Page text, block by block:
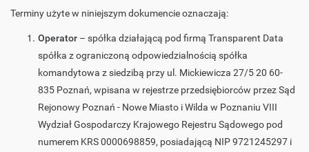
Terminy użyte w niniejszym dokumencie oznaczają:
Operator – spółka działającą pod firmą Transparent Data
spółka z ograniczoną odpowiedzialnością spółka
komandytowa z siedzibą przy ul. Mickiewicza 27/5 20 60-
835 Poznań, wpisana w rejestrze przedsiębiorców przez Sąd
Rejonowy Poznań - Nowe Miasto i Wilda w Poznaniu VIII
Wydział Gospodarczy Krajowego Rejestru Sądowego pod
numerem KRS 0000698859, posiadającą NIP 9721245297 i